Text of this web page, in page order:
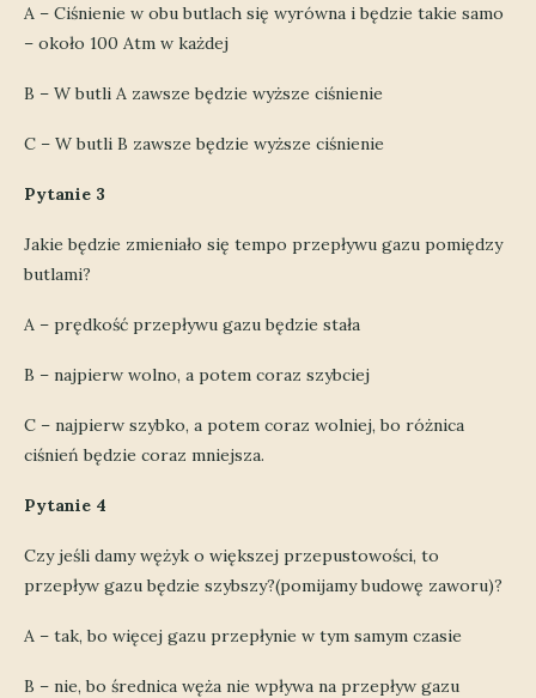
A – Ciśnienie w obu butlach się wyrówna i będzie takie samo
– około 100 Atm w każdej
B – W butli A zawsze będzie wyższe ciśnienie
C – W butli B zawsze będzie wyższe ciśnienie
Pytanie 3
Jakie będzie zmieniało się tempo przepływu gazu pomiędzy
butlami?
A – prędkość przepływu gazu będzie stała
B – najpierw wolno, a potem coraz szybciej
C – najpierw szybko, a potem coraz wolniej, bo różnica
ciśnień będzie coraz mniejsza.
Pytanie 4
Czy jeśli damy wężyk o większej przepustowości, to
przepływ gazu będzie szybszy?(pomijamy budowę zaworu)?
A – tak, bo więcej gazu przepłynie w tym samym czasie
B – nie, bo średnica węża nie wpływa na przepływ gazu